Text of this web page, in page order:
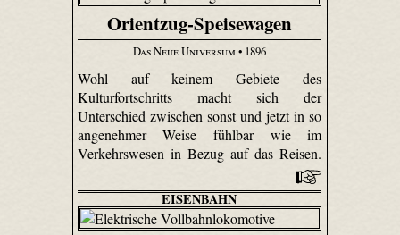
Orientzug-Speisewagen
Das Neue Universum • 1896
Wohl auf keinem Gebiete des
Kulturfortschritts macht sich der
Unterschied zwischen sonst und jetzt in so
angenehmer Weise fühlbar wie im
Verkehrswesen in Bezug auf das Reisen.
EISENBAHN